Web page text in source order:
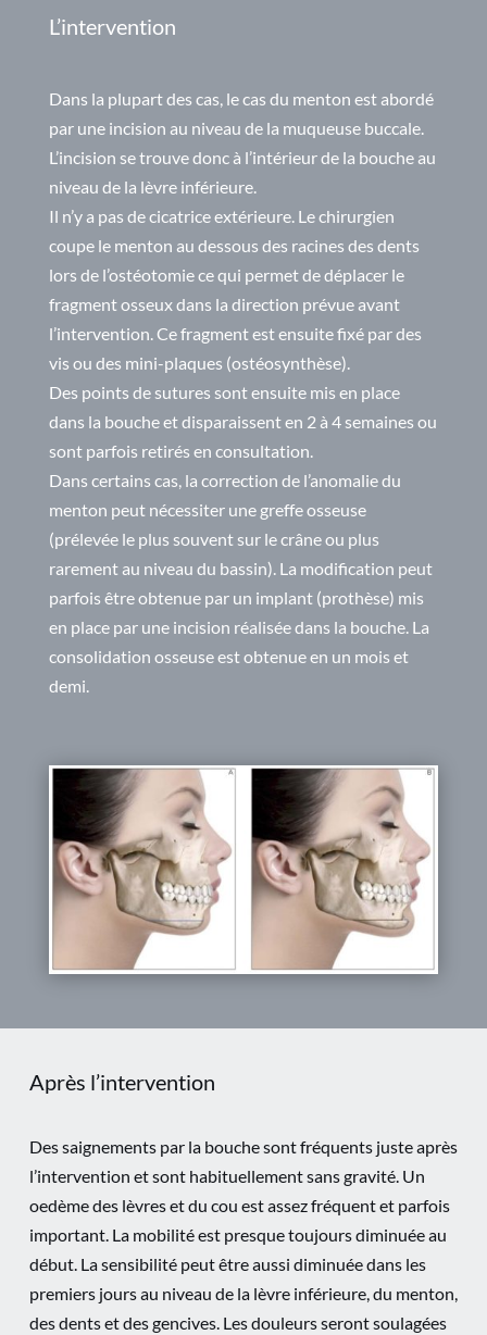
L’intervention
Dans la plupart des cas, le cas du menton est abordé
par une incision au niveau de la muqueuse buccale.
L’incision se trouve donc à l’intérieur de la bouche au
niveau de la lèvre inférieure.
Il n’y a pas de cicatrice extérieure. Le chirurgien
coupe le menton au dessous des racines des dents
lors de l’ostéotomie ce qui permet de déplacer le
fragment osseux dans la direction prévue avant
l’intervention. Ce fragment est ensuite fixé par des
vis ou des mini-plaques (ostéosynthèse).
Des points de sutures sont ensuite mis en place
dans la bouche et disparaissent en 2 à 4 semaines ou
sont parfois retirés en consultation.
Dans certains cas, la correction de l’anomalie du
menton peut nécessiter une greffe osseuse
(prélevée le plus souvent sur le crâne ou plus
rarement au niveau du bassin). La modification peut
parfois être obtenue par un implant (prothèse) mis
en place par une incision réalisée dans la bouche. La
consolidation osseuse est obtenue en un mois et
demi.
Après l’intervention
Des saignements par la bouche sont fréquents juste après
l’intervention et sont habituellement sans gravité. Un
oedème des lèvres et du cou est assez fréquent et parfois
important. La mobilité est presque toujours diminuée au
début. La sensibilité peut être aussi diminuée dans les
premiers jours au niveau de la lèvre inférieure, du menton,
des dents et des gencives. Les douleurs seront soulagées